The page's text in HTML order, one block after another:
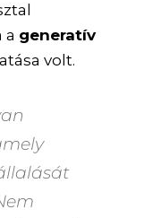
a generatív
volt.